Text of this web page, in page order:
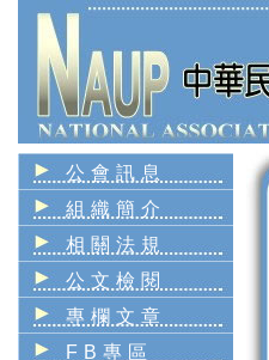
公會訊息
組織簡介
相關法規
公文檢閱
專欄文章
FB專區